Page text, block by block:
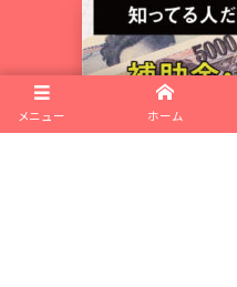
メニュー ホーム